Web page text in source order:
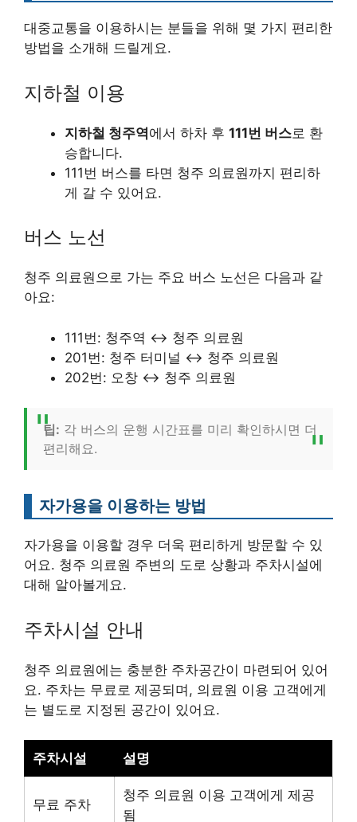
대중교통을 이용하시는 분들을 위해 몇 가지 편리한
방법을 소개해 드릴게요.
지하철 이용
지하철 청주역에서 하차 후 111번 버스로 환
승합니다.
111번 버스를 타면 청주 의료원까지 편리하
게 갈 수 있어요.
버스 노선
청주 의료원으로 가는 주요 버스 노선은 다음과 같
아요:
111번: 청주역 ↔ 청주 의료원
201번: 청주 터미널 ↔ 청주 의료원
202번: 오창 ↔ 청주 의료원
팁: 각 버스의 운행 시간표를 미리 확인하시면 더
편리해요.
자가용을 이용하는 방법
자가용을 이용할 경우 더욱 편리하게 방문할 수 있
어요. 청주 의료원 주변의 도로 상황과 주차시설에
대해 알아볼게요.
주차시설 안내
청주 의료원에는 충분한 주차공간이 마련되어 있어
요. 주차는 무료로 제공되며, 의료원 이용 고객에게
는 별도로 지정된 공간이 있어요.
주차시설 설명
무료 주차
청주 의료원 이용 고객에게 제공
됨